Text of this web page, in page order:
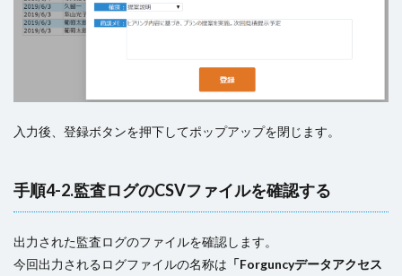
入力後、登録ボタンを押下してポップアップを閉じます。
手順4-2.監査ログのCSVファイルを確認する
出力された監査ログのファイルを確認します。
今回出力されるログファイルの名称は 「Forguncyデータアクセス